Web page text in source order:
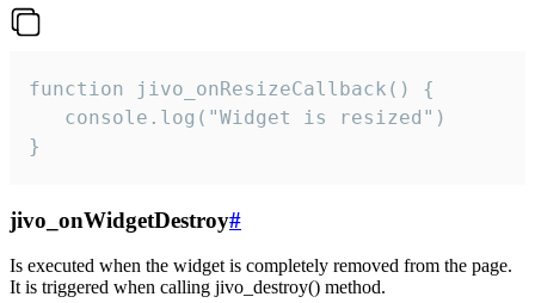
function jivo_onResizeCallback() {
   console.log("Widget is resized")
}
jivo_onWidgetDestroy#
Is executed when the widget is completely removed from the page.
It is triggered when calling jivo_destroy() method.